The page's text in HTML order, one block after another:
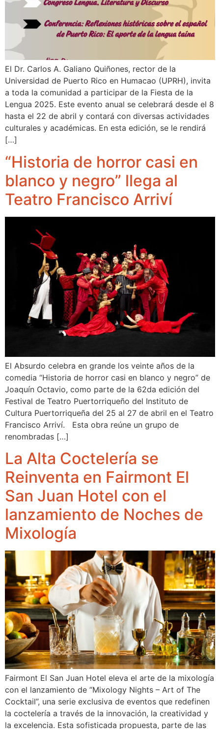
El Dr. Carlos A. Galiano Quiñones, rector de la
Universidad de Puerto Rico en Humacao (UPRH), invita
a toda la comunidad a participar de la Fiesta de la
Lengua 2025. Este evento anual se celebrará desde el 8
hasta el 22 de abril y contará con diversas actividades
culturales y académicas. En esta edición, se le rendirá
[…]
“Historia de horror casi en
blanco y negro” llega al
Teatro Francisco Arriví
El Absurdo celebra en grande los veinte años de la
comedia “Historia de horror casi en blanco y negro” de
Joaquín Octavio, como parte de la 62da edición del
Festival de Teatro Puertorriqueño del Instituto de
Cultura Puertorriqueña del 25 al 27 de abril en el Teatro
Francisco Arriví. Esta obra reúne un grupo de
renombradas […]
La Alta Coctelería se
Reinventa en Fairmont El
San Juan Hotel con el
lanzamiento de Noches de
Mixología
Fairmont El San Juan Hotel eleva el arte de la mixología
con el lanzamiento de “Mixology Nights – Art of The
Cocktail”, una serie exclusiva de eventos que redefinen
la coctelería a través de la innovación, la creatividad y
la excelencia. Esta sofisticada propuesta, parte de las